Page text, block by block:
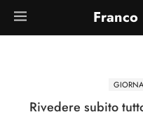
Rivedere subito